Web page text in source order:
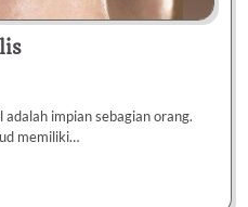
impian sebagian orang.
memiliki…